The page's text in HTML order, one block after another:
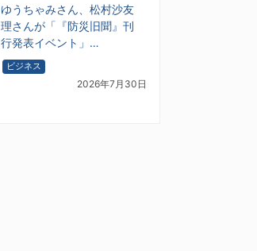
ゆうちゃみさん、松村沙友
理さんが「『防災旧聞』刊
行発表イベント」…
ビジネス
2026年7月30日